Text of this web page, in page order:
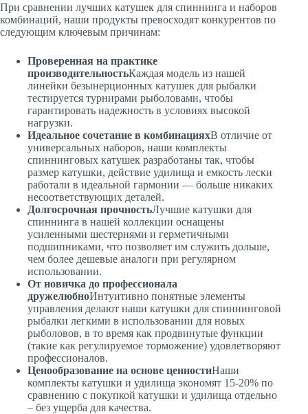
При сравнении лучших катушек для спиннинга и наборов
комбинаций, наши продукты превосходят конкурентов по
следующим ключевым причинам:
Проверенная на практике
производительностьКаждая модель из нашей
линейки безынерционных катушек для рыбалки
тестируется турнирами рыболовами, чтобы
гарантировать надежность в условиях высокой
нагрузки.
Идеальное сочетание в комбинацияхВ отличие от
универсальных наборов, наши комплекты
спиннинговых катушек разработаны так, чтобы
размер катушки, действие удилища и емкость лески
работали в идеальной гармонии — больше никаких
несоответствующих деталей.
Долгосрочная прочностьЛучшие катушки для
спиннинга в нашей коллекции оснащены
усиленными шестернями и герметичными
подшипниками, что позволяет им служить дольше,
чем более дешевые аналоги при регулярном
использовании.
От новичка до профессионала
дружелюбноИнтуитивно понятные элементы
управления делают наши катушки для спиннинговой
рыбалки легкими в использовании для новых
рыболовов, в то время как продвинутые функции
(такие как регулируемое торможение) удовлетворяют
профессионалов.
Ценообразование на основе ценностиНаши
комплекты катушки и удилища экономят 15-20% по
сравнению с покупкой катушки и удилища отдельно
– без ущерба для качества.